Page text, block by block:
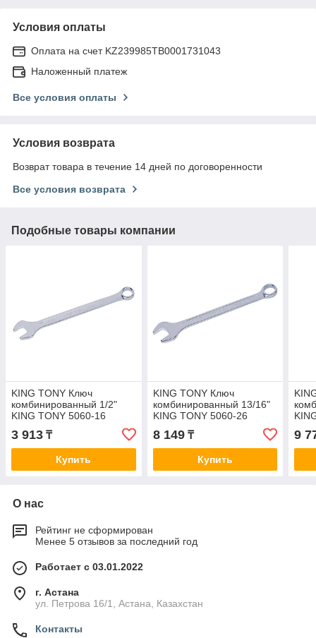
Условия оплаты
Оплата на счет KZ239985TB0001731043
Наложенный платеж
Все условия оплаты
Условия возврата
Возврат товара в течение 14 дней по договоренности
Все условия возврата
Подобные товары компании
KING TONY Ключ
комбинированный 1/2"
KING TONY 5060-16
3 913 ₸
Купить
KING TONY Ключ
комбинированный 13/16"
KING TONY 5060-26
8 149₸
Купить
9
О нас
Рейтинг не сформирован
Менее 5 отзывов за последний год
Работает с 03.01.2022
г. Астана
ул. Петрова 16/1, Астана, Казахстан
Контакты